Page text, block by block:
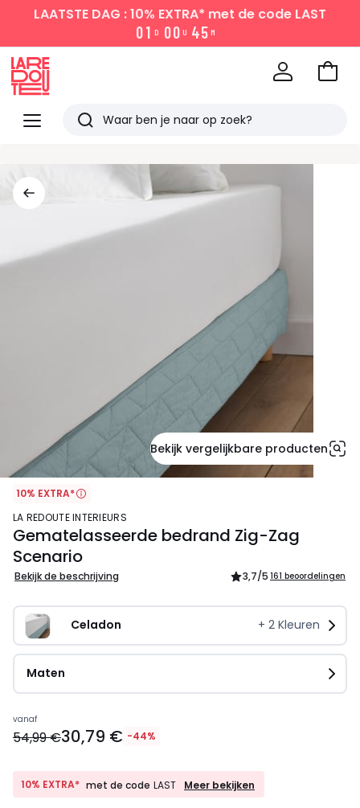
LAATSTE DAG : 10% EXTRA* met de code LAST
01 D 00 U 45 M
Menu
Redoute
Zoeken
bekeken
Naar
Bekijk vergelijkbare producten
10% EXTRA*
LA REDOUTE INTERIEURS
Gematelasseerde bedrand Zig-Zag
Scenario
Bekijk de beschrijving 3,7/5 161 beoordelingen
Celadon + 2 Kleuren
Maten
Prijs
vanaf
In
vanaf
54,99 €30,79 € -44%
10% EXTRA* met de code LAST
10%
Meer bekijken